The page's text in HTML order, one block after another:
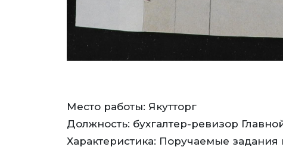
Место работы: Якутторг
Должность: бухгалтер-ревизор
Характеристика: Поручаемые